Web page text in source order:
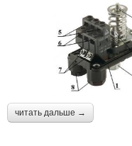
читать дальше →